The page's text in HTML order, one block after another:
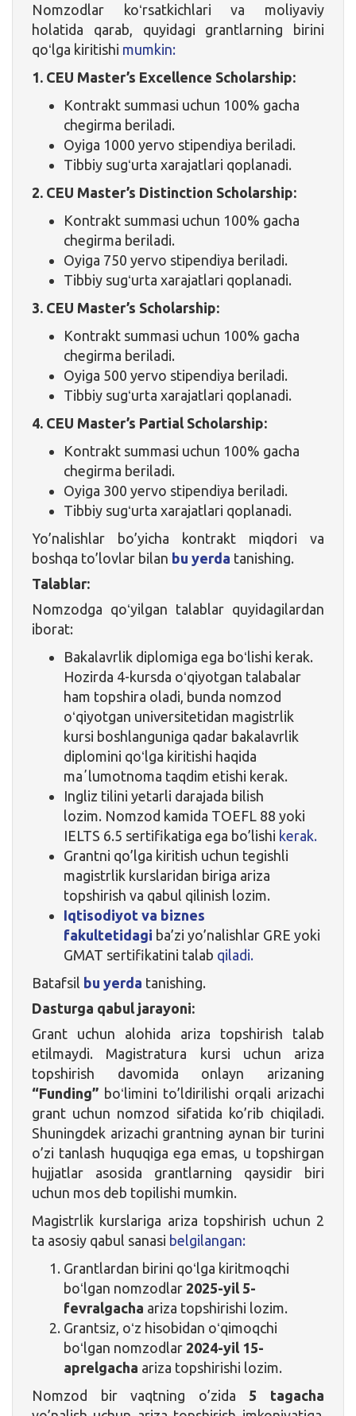
Nomzodlar koʻrsatkichlari va moliyaviy
holatida qarab, quyidagi grantlarning birini
qoʻlga kiritishi mumkin:
1. CEU Master’s Excellence Scholarship:
Kontrakt summasi uchun 100% gacha
chegirma beriladi.
Oyiga 1000 yervo stipendiya beriladi.
Tibbiy sugʻurta xarajatlari qoplanadi.
2. CEU Master’s Distinction Scholarship:
Kontrakt summasi uchun 100% gacha
chegirma beriladi.
Oyiga 750 yervo stipendiya beriladi.
Tibbiy sugʻurta xarajatlari qoplanadi.
3. CEU Master’s Scholarship:
Kontrakt summasi uchun 100% gacha
chegirma beriladi.
Oyiga 500 yervo stipendiya beriladi.
Tibbiy sugʻurta xarajatlari qoplanadi.
4. CEU Master’s Partial Scholarship:
Kontrakt summasi uchun 100% gacha
chegirma beriladi.
Oyiga 300 yervo stipendiya beriladi.
Tibbiy sugʻurta xarajatlari qoplanadi.
Yo’nalishlar bo’yicha kontrakt miqdori va
boshqa to’lovlar bilan bu yerda tanishing.
Talablar:
Nomzodga qoʻyilgan talablar quyidagilardan
iborat:
Bakalavrlik diplomiga ega boʻlishi kerak.
Hozirda 4-kursda oʻqiyotgan talabalar
ham topshira oladi, bunda nomzod
oʻqiyotgan universitetidan magistrlik
kursi boshlanguniga qadar bakalavrlik
diplomini qoʻlga kiritishi haqida
maʼlumotnoma taqdim etishi kerak.
Ingliz tilini yetarli darajada bilish
lozim. Nomzod kamida TOEFL 88 yoki
IELTS 6.5 sertifikatiga ega bo’lishi kerak.
Grantni qo’lga kiritish uchun tegishli
magistrlik kurslaridan biriga ariza
topshirish va qabul qilinish lozim.
Iqtisodiyot va biznes
fakultetidagi ba’zi yo’nalishlar GRE yoki
GMAT sertifikatini talab qiladi.
Batafsil bu yerda tanishing.
Dasturga qabul jarayoni:
Grant uchun alohida ariza topshirish talab
etilmaydi. Magistratura kursi uchun ariza
topshirish davomida onlayn arizaning
“Funding” boʻlimini to’ldirilishi orqali arizachi
grant uchun nomzod sifatida ko’rib chiqiladi.
Shuningdek arizachi grantning aynan bir turini
o’zi tanlash huquqiga ega emas, u topshirgan
hujjatlar asosida grantlarning qaysidir biri
uchun mos deb topilishi mumkin.
Magistrlik kurslariga ariza topshirish uchun 2
ta asosiy qabul sanasi belgilangan:
Grantlardan birini qoʻlga kiritmoqchi
boʻlgan nomzodlar 2025-yil 5-
fevralgacha ariza topshirishi lozim.
Grantsiz, oʻz hisobidan oʻqimoqchi
boʻlgan nomzodlar 2024-yil 15-
aprelgacha ariza topshirishi lozim.
Nomzod bir vaqtning o’zida 5 tagacha